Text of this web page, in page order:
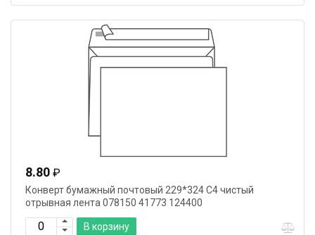
8.80 ₽
Конверт бумажный почтовый 229*324 C4 чистый
отрывная лента 078150 41773 124400
В корзину